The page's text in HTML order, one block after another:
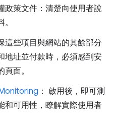
政策文件：清楚向使用者說
這些項目與網站的其餘部分
地址並付款時，必須感到安
面。
： 啟用後，即可測
和可用性，瞭解實際使用者